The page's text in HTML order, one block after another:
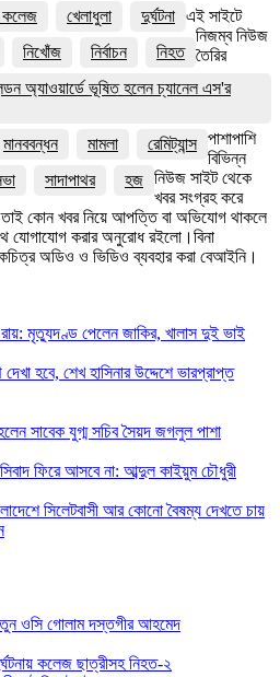
কলেজ খেলাধুলা
দুর্ঘটনা
নিখোঁজ নির্বাচন
নিহত
অ্যাওয়ার্ডে ভূষিত হলেন চ্যানেল এস'র
মানববন্ধন মামলা
রেমিট্যান্স
সাদাপাথর হজ
এই সাইটে
নিজম্ব নিউজ
তৈরির
পাশাপাশি
বিভিন্ন
নিউজ সাইট থেকে
খবর সংগ্রহ করে
কোন খবর নিয়ে আপত্তি বা অভিযোগ থাকলে
যোগাযোগ করার অনুরোধ রইলো।বিনা
অডিও ও ভিডিও ব্যবহার করা বেআইনি।
রায়: মৃত্যুদণ্ড পেলেন জাকির, খালাস দুই ভাই
হবে, শেখ হাসিনার উদ্দেশে ভারপ্রাপ্ত
সাবেক যুগ্ম সচিব সৈয়দ জগলুল পাশা
ফিরে আসবে না: আব্দুল কাইয়ুম চৌধুরী
সিলেটবাসী আর কোনো বৈষম্য দেখতে চায়
ওসি গোলাম দস্তগীর আহমেদ
কলেজ ছাত্রীসহ নিহত-২